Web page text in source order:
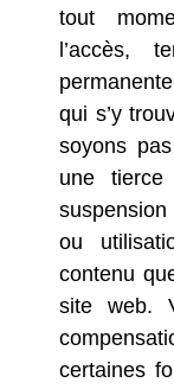
tout
l’accès,
qui s’y
soyons
une tierce
ou
contenu
site web.
certaines